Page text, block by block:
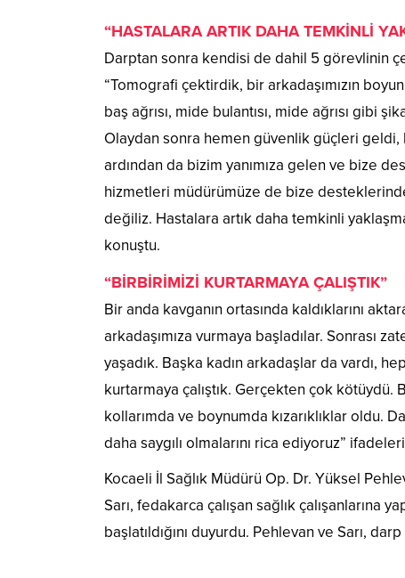
“HASTALARA ARTIK DAHA TEMKİNLİ
Darptan sonra kendisi de dahil 5 görevlinin
“Tomografi çektirdik, bir arkadaşımızın
baş ağrısı, mide bulantısı, mide ağrısı gibi
Olaydan sonra hemen güvenlik güçleri geldi,
ardından da bizim yanımıza gelen ve bize
hizmetleri müdürümüze de bize
değiliz. Hastalara artık daha temkinli
konuştu.
“BİRBİRİMİZİ KURTARMAYA ÇALIŞTIK”
Bir anda kavganın ortasında kaldıklarını
arkadaşımıza vurmaya başladılar. Sonrası
yaşadık. Başka kadın arkadaşlar da vardı,
kurtarmaya çalıştık. Gerçekten çok kötüydü.
kollarımda ve boynumda kızarıklıklar oldu.
daha saygılı olmalarını rica ediyoruz”
Kocaeli İl Sağlık Müdürü Op. Dr. Yüksel
Sarı, fedakarca çalışan sağlık çalışanlarına
başlatıldığını duyurdu. Pehlevan ve Sarı,